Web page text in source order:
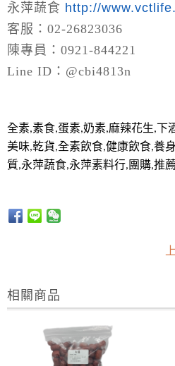
永萍蔬食 http://
客服：02-26823036
陳專員：0921-844221
Line ID：@cbi4813n
全素,素食,蛋素,奶素,麻辣花生,下
美味,乾貨,全素飲食,健康飲食,養
質,永萍蔬食,永萍素料行,團購,推
相關商品